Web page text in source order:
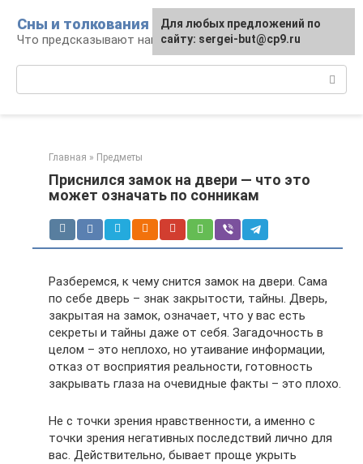
контенту
Сны и толкования
Что предсказывают нам наши сны
Главная » Предметы
Приснился замок на двери — что это
может означать по сонникам
Разберемся, к чему снится замок на двери. Сама
по себе дверь – знак закрытости, тайны. Дверь,
закрытая на замок, означает, что у вас есть
секреты и тайны даже от себя. Загадочность в
целом – это неплохо, но утаивание информации,
отказ от восприятия реальности, готовность
закрывать глаза на очевидные факты – это плохо.
Не с точки зрения нравственности, а именно с
точки зрения негативных последствий лично для
вас. Действительно, бывает проще укрыть
Для любых предложений по
сайту: sergei-but@cp9.ru